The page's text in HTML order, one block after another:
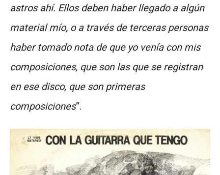
astros ahí. Ellos deben haber llegado a algún
material mío, o a través de terceras personas
haber tomado nota de que yo venía con mis
composiciones, que son las que se registran
en ese disco, que son primeras
composiciones”.